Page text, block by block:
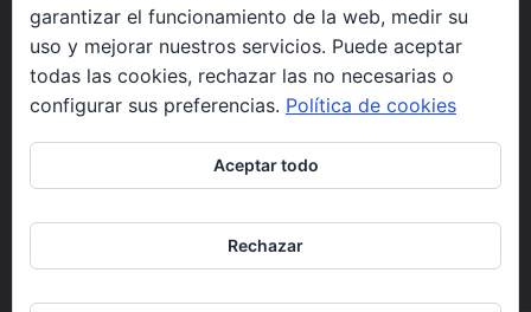
Una asociación constituida sin ánimo de lucro cuya misión
es atender los aspectos espirituales relacionados con el
proceso vivir el morir.
REDES SOCIALES
garantizar el funcionamiento de la web, medir su
uso y mejorar nuestros servicios. Puede aceptar
todas las cookies, rechazar las no necesarias o
configurar sus preferencias. Política de cookies
Aceptar todo
Rechazar